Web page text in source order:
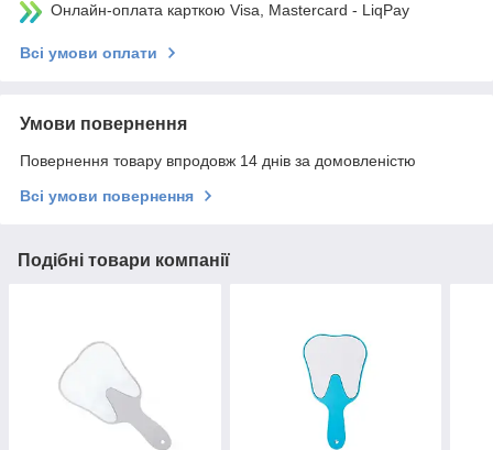
Онлайн-оплата карткою Visa, Mastercard - LiqPay
Всі умови оплати
Умови повернення
Повернення товару впродовж 14 днів за домовленістю
Всі умови повернення
Подібні товари компанії